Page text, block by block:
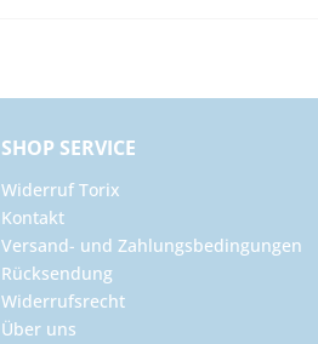
SHOP SERVICE
Widerruf Torix
Kontakt
Versand- und Zahlungsbedingungen
Rücksendung
Widerrufsrecht
Über uns